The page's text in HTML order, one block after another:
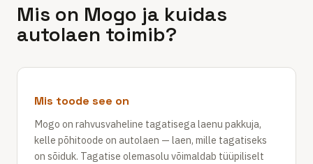
Mis on Mogo ja kuidas
autolaen toimib?
Mis toode see on
Mogo on rahvusvaheline tagatisega laenu pakkuja,
kelle põhitoode on autolaen — laen, mille tagatiseks
on sõiduk. Tagatise olemasolu võimaldab tüüpiliselt